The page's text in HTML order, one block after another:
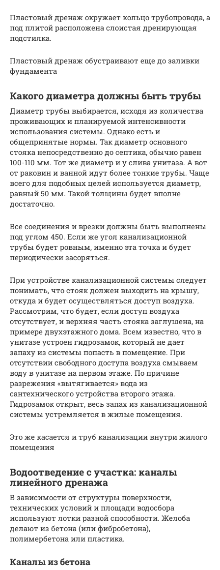
Пластовый дренаж окружает кольцо трубопровода, а
под плитой расположена слоистая дренирующая
подстилка.
Пластовый дренаж обустраивают еще до заливки
фундамента
Какого диаметра должны быть трубы
Диаметр трубы выбирается, исходя из количества
проживающих и планируемой интенсивности
использования системы. Однако есть и
общепринятые нормы. Так диаметр основного
стояка непосредственно до септика, обычно равен
100-110 мм. Тот же диаметр и у слива унитаза. А вот
от раковин и ванной идут более тонкие трубы. Чаще
всего для подобных целей используется диаметр,
равный 50 мм. Такой толщины будет вполне
достаточно.
Все соединения и врезки должны быть выполнены
под углом 450. Если же угол канализационной
трубы будет ровным, именно эта точка и будет
периодически засоряться.
При устройстве канализационной системы следует
понимать, что стояк должен выходить на крышу,
откуда и будет осуществляться доступ воздуха.
Рассмотрим, что будет, если доступ воздуха
отсутствует, и верхняя часть стояка заглушена, на
примере двухэтажного дома. Всем известно, что в
унитазе устроен гидрозамок, который не дает
запаху из системы попасть в помещение. При
отсутствии свободного доступа воздуха смываем
воду в унитазе на первом этаже. По причине
разрежения «вытягивается» вода из
сантехнического устройства второго этажа.
Гидрозамок открыт, весь запах из канализационной
системы устремляется в жилые помещения.
Это же касается и труб канализации внутри жилого
помещения
Водоотведение с участка: каналы
линейного дренажа
В зависимости от структуры поверхности,
технических условий и площади водосбора
используют лотки разной способности. Желоба
делают из бетона (или фибробетона),
полимербетона или пластика.
Каналы из бетона